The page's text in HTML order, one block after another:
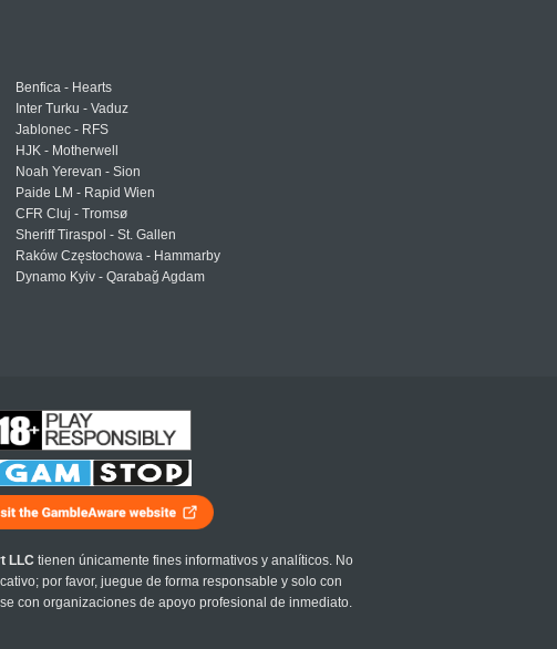
Benfica - Hearts
Inter Turku - Vaduz
Jablonec - RFS
HJK - Motherwell
Noah Yerevan - Sion
Paide LM - Rapid Wien
CFR Cluj - Tromsø
Sheriff Tiraspol - St. Gallen
Raków Częstochowa - Hammarby
Dynamo Kyiv - Qarabağ Agdam
LLC tienen únicamente fines informativos y analíticos. No
por favor, juegue de forma responsable y solo con
con organizaciones de apoyo profesional de inmediato.